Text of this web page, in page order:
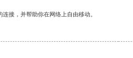
接，并帮助你在网络上自由移动。